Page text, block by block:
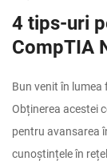
4 tips-uri
CompTIA
Bun venit în
Obținerea acestei
pentru avansarea
cunoștințele în